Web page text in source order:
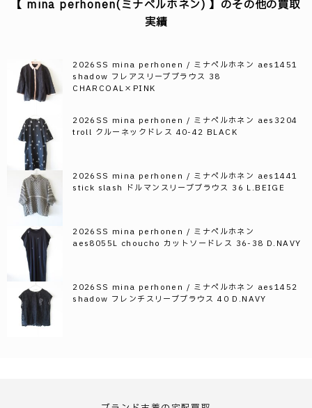
【 mina perhonen(ミナペルホネン) 】のその他の買取
実績
2026SS mina perhonen / ミナペルホネン aes1451
shadow フレアスリーブブラウス 38
CHARCOAL×PINK
2026SS mina perhonen / ミナペルホネン aes3204
troll クルーネックドレス 40-42 BLACK
2026SS mina perhonen / ミナペルホネン aes1441
stick slash ドルマンスリーブブラウス 36 L.BEIGE
2026SS mina perhonen / ミナペルホネン
aes8055L choucho カットソードレス 36-38 D.NAVY
2026SS mina perhonen / ミナペルホネン aes1452
shadow フレンチスリーブブラウス 40 D.NAVY